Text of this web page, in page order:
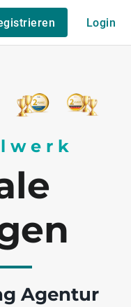
Login
Agentur